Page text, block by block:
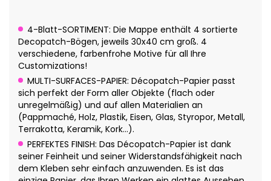
4-Blatt-SORTIMENT: Die Mappe enthält 4 sortierte
Decopatch-Bögen, jeweils 30x40 cm groß. 4
verschiedene, farbenfrohe Motive für all Ihre
Customizations!
MULTI-SURFACES-PAPIER: Décopatch-Papier passt
sich perfekt der Form aller Objekte (flach oder
unregelmäßig) und auf allen Materialien an
(Pappmaché, Holz, Plastik, Eisen, Glas, Styropor, Metall,
Terrakotta, Keramik, Kork...).
PERFEKTES FINISH: Das Décopatch-Papier ist dank
seiner Feinheit und seiner Widerstandsfähigkeit nach
dem Kleben sehr einfach anzuwenden. Es ist das